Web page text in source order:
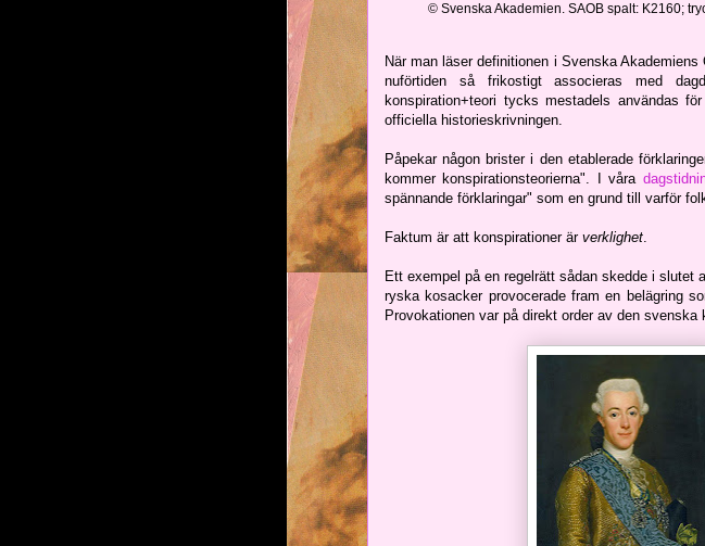
© Svenska Akademien. SAOB spalt: K2160;
När man läser definitionen i Svenska
nuförtiden så frikostigt associeras med
konspiration+teori tycks mestadels användas
officiella historieskrivningen.
Påpekar någon brister i den etablerade
kommer konspirationsteorierna". I våra
spännande förklaringar" som en grund till varför
Faktum är att konspirationer är verklighet.
Ett exempel på en regelrätt sådan skedde i slutet
ryska kosacker provocerade fram en belägring
Provokationen var på direkt order av den svenska